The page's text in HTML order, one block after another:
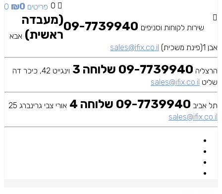
0 0 פריטים ₪0
שירות לקוחות וסניפים
(מעבדה
ראשית) אבא
אבן 1(פינת משכית)
sales@ifix.co.il
הרצליה 09-7739940 שלוחה 3
וינגייט 42, כיכר דה
שליט sales@ifix.co.il
תל אביב 09-7739940 שלוחה 4
אורי צבי גרינברג 25
sales@ifix.co.il